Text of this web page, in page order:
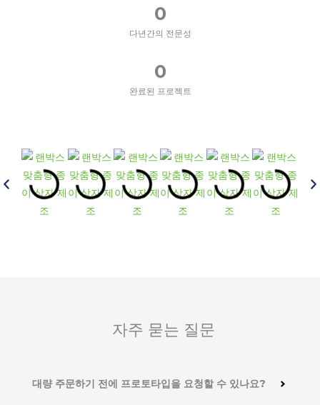
다년간의 전문성
0
완료된 프로젝트
0
자주 묻는 질문
대량 주문하기 전에 프로토타입을 요청할 수 있나요?